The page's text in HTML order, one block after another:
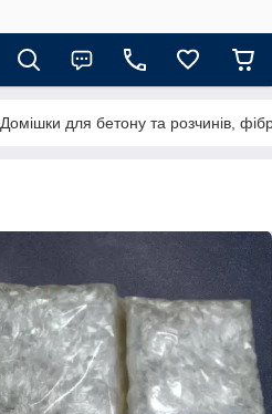
Домішки для бетону та розчинів,